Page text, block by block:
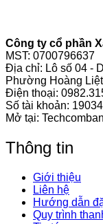
Công ty cổ phần
MST: 0700796637
Địa chỉ: Lô số 04 -
Phường Hoàng
Điện thoại:
Số tài khoản:
Mở tại:
Thông tin
Giới thiệu
Liên hệ
Hướng dẫn
Quy trình